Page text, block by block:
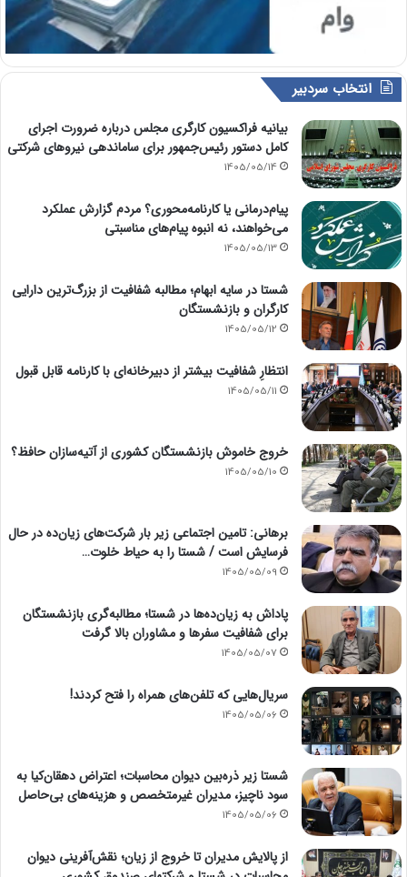
انتخاب سردبیر
بیانیه فراکسیون کارگری مجلس درباره ضرورت اجرای
کامل دستور رئیس‌جمهور برای ساماندهی نیروهای شرکتی
1405/05/14
پیام‌درمانی یا کارنامه‌محوری؟ مردم گزارش عملکرد
می‌خواهند، نه انبوه پیام‌های مناسبتی
1405/05/13
شستا در سایه ابهام؛ مطالبه شفافیت از بزرگ‌ترین دارایی
کارگران و بازنشستگان
1405/05/12
انتظارِ شفافیت بیشتر از دبیرخانه‌ای با کارنامه قابل قبول
1405/05/11
خروج خاموش بازنشستگان کشوری از آتیه‌سازان حافظ؟
1405/05/10
برهانی: تامین اجتماعی زیر بار شرکت‌های زیان‌ده در حال
فرسایش است / شستا را به حیاط خلوت…
1405/05/09
پاداش به زیان‌ده‌ها در شستا؛ مطالبه‌گری بازنشستگان
برای شفافیت سفرها و مشاوران بالا گرفت
1405/05/07
سریال‌هایی که تلفن‌های همراه را فتح کردند!
1405/05/06
شستا زیر ذره‌بین دیوان محاسبات؛ اعتراض دهقان‌کیا به
سود ناچیز، مدیران غیرمتخصص و هزینه‌های بی‌حاصل
1405/05/06
از پالایش مدیران تا خروج از زیان؛ نقش‌آفرینی دیوان